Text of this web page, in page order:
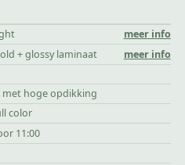
meer info
+ glossy laminaat
meer info
hoge opdikking
color
11:00